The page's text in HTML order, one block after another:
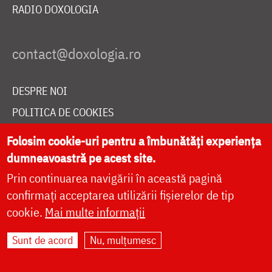
RADIO DOXOLOGIA
DESPRE NOI
POLITICA DE COOKIES
DONEAZĂ ONLINE PENTRU CATEDRALA NAȚIONALĂ
LIVE
Site dezvoltat deDOXOLOGIA MEDIA
Arhiepiscopia Iașilor | ©
Folosim cookie-uri pentru a îmbunătăți experiența
dumneavoastră pe acest site.
Prin continuarea navigării în această pagină
confirmați acceptarea utilizării fișierelor de tip
cookie. Mai multe informații
Sunt de acord Nu, mulțumesc